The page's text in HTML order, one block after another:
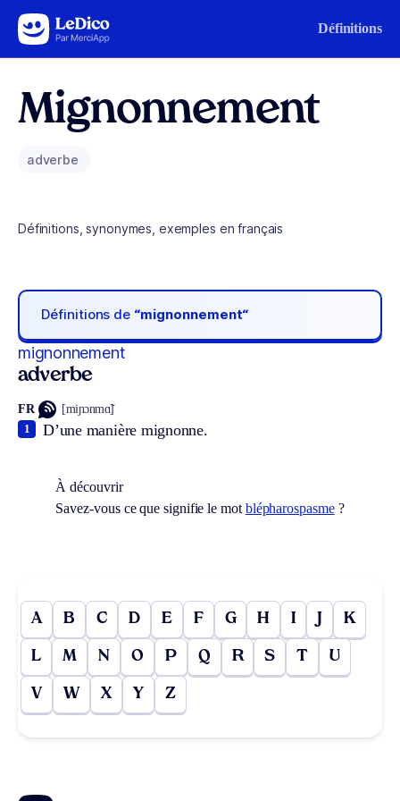
Aller au contenu Définitions
Mignonnement
adverbe
Définitions, synonymes, exemples en français
Définitions de “mignonnement“
mignonnement
adverbe
FR [miɲɔnmɑ̃]
D’une manière mignonne.
1
À découvrir
Savez-vous ce que signifie le mot blépharospasme?
A B C D E F G H I J K
L M N O P Q R S T U
V W X Y Z